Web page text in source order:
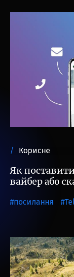
Корисне
Як
вайбер або
посилання